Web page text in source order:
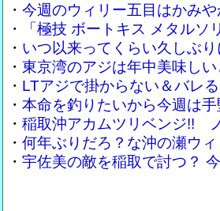
・ 今週のウィリー五目はかみ
・
「極技 ボートキス メタル
・ いつ以来ってくらい久しぶ
・ 東京湾のアジは年中美味し
・ LTアジで掛からない＆バレ
・ 本命を釣りたいから今週は
・ 稲取沖アカムツリベンジ!!
・ 何年ぶりだろ？な沖の瀬ウ
・ 宇佐美の敵を稲取で討つ？